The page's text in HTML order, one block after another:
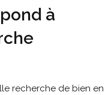
à
recherche de bien en